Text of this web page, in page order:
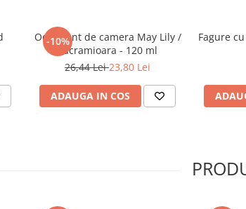
-10%
Odorizant de camera May Lily /
Lacramioara - 120 ml
26,44 Lei23,80 Lei
ADAUGA IN COS
Fagure